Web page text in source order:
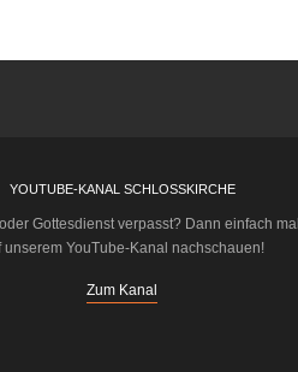
YOUTUBE-KANAL SCHLOSSKIRCHE
Gottesdienst verpasst? Dann einfach mal
unserem YouTube-Kanal nachschauen!
Zum Kanal